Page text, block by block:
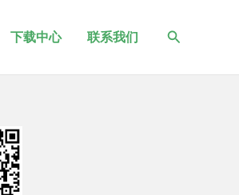
下载中心 联系我们
搜